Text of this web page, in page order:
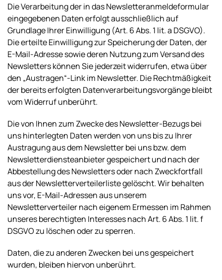
Die Verarbeitung der in das Newsletteranmeldeformular
eingegebenen Daten erfolgt ausschließlich auf
Grundlage Ihrer Einwilligung (Art. 6 Abs. 1 lit. a DSGVO).
Die erteilte Einwilligung zur Speicherung der Daten, der
E-Mail-Adresse sowie deren Nutzung zum Versand des
Newsletters können Sie jederzeit widerrufen, etwa über
den „Austragen“-Link im Newsletter. Die Rechtmäßigkeit
der bereits erfolgten Datenverarbeitungsvorgänge bleibt
vom Widerruf unberührt.
Die von Ihnen zum Zwecke des Newsletter-Bezugs bei
uns hinterlegten Daten werden von uns bis zu Ihrer
Austragung aus dem Newsletter bei uns bzw. dem
Newsletterdiensteanbieter gespeichert und nach der
Abbestellung des Newsletters oder nach Zweckfortfall
aus der Newsletterverteilerliste gelöscht. Wir behalten
uns vor, E-Mail-Adressen aus unserem
Newsletterverteiler nach eigenem Ermessen im Rahmen
unseres berechtigten Interesses nach Art. 6 Abs. 1 lit. f
DSGVO zu löschen oder zu sperren.
Daten, die zu anderen Zwecken bei uns gespeichert
wurden, bleiben hiervon unberührt.